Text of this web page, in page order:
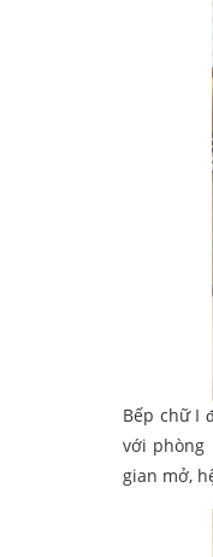
Bếp chữ I
với phòng
gian mở,